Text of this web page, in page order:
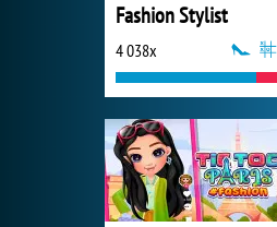
Fashion Stylist
4 038x